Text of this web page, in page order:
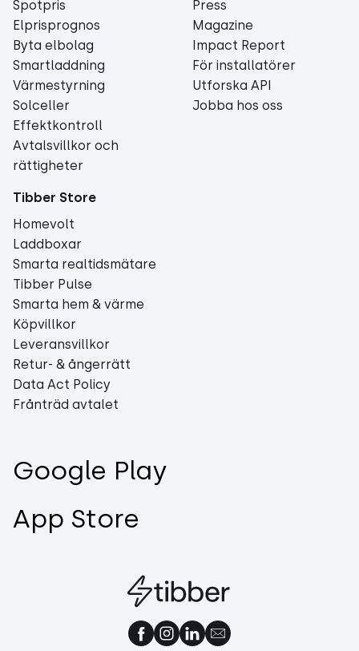
Spotpris
Elprisprognos
Byta elbolag
Smartladdning
Värmestyrning
Solceller
Effektkontroll
Avtalsvillkor och
rättigheter
Press
Magazine
Impact Report
För installatörer
Utforska API
Jobba hos oss
Tibber Store
Homevolt
Laddboxar
Smarta realtidsmätare
Tibber Pulse
Smarta hem & värme
Köpvillkor
Leveransvillkor
Retur- & ångerrätt
Data Act Policy
Frånträd avtalet
Google Play
App Store